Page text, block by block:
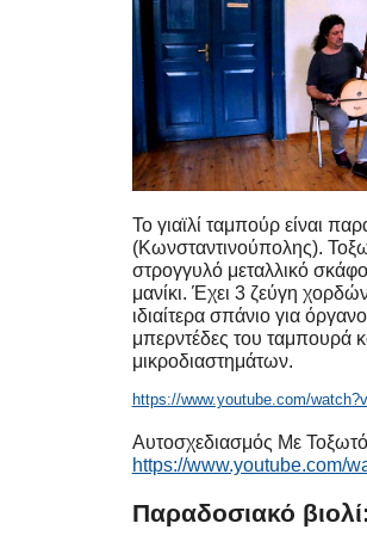
Το γιαϊλί ταμπούρ είναι
(Κωνσταντινούπολης).
στρογγυλό μεταλλικό
μανίκι. Έχει 3 ζεύγη
ιδιαίτερα σπάνιο για
μπερντέδες του ταμπουρά
μικροδιαστημάτων.
https://www.youtube.com/
Αυτοσχεδιασμός Με
https://www.youtube.com/
Παραδοσιακό